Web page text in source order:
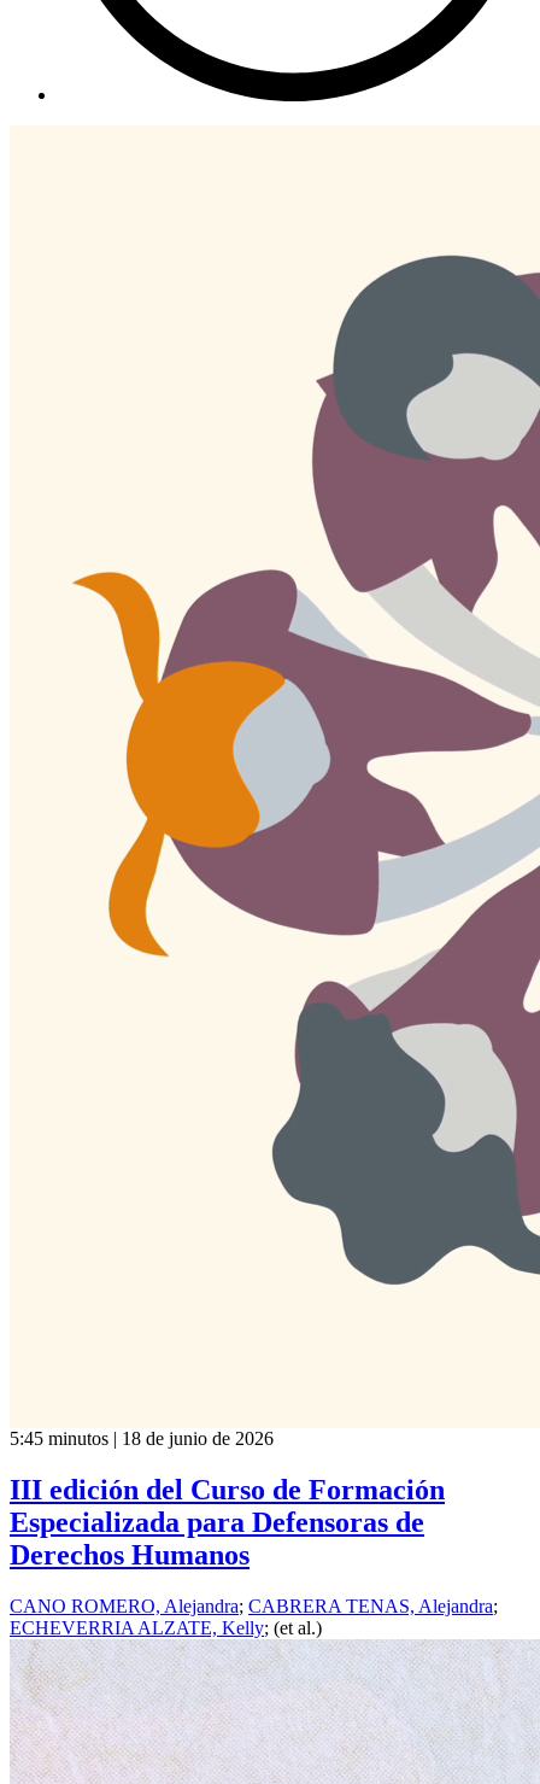
5:45 minutos | 18 de junio de 2026
III edición del Curso de Formación
Especializada para Defensoras de
Derechos Humanos
CANO ROMERO, Alejandra; CABRERA TENAS, Alejandra;
ECHEVERRIA ALZATE, Kelly; (et al.)